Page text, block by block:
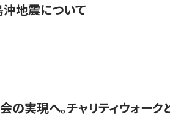
沖地震について
の実現へ。チャリティウォー